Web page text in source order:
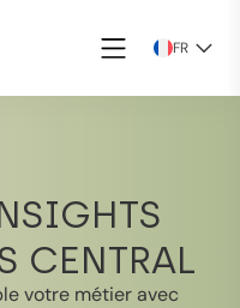
FR
CENTRAL
votre métier avec